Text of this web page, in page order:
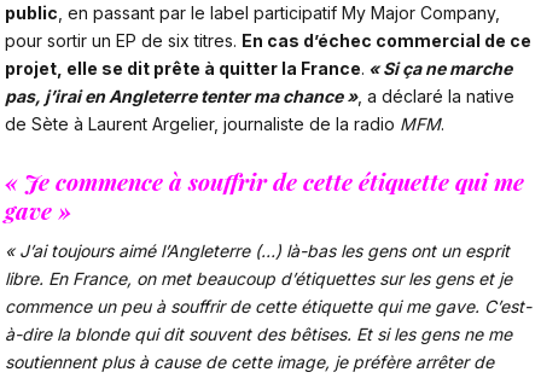
public , en passant par le label participatif My Major Company,
pour sortir un EP de six titres. En cas d’échec commercial de ce
projet, elle se dit prête à quitter la France. « Si ça ne marche
pas, j’irai en Angleterre tenter ma chance », a déclaré la native
de Sète à Laurent Argelier, journaliste de la radio MFM.
« Je commence à souffrir de cette étiquette qui me
gave »
« J’ai toujours aimé l’Angleterre (…) là-bas les gens ont un esprit
libre. En France, on met beaucoup d’étiquettes sur les gens et je
commence un peu à souffrir de cette étiquette qui me gave. C’est-
à-dire la blonde qui dit souvent des bêtises. Et si les gens ne me
soutiennent plus à cause de cette image, je préfère arrêter de